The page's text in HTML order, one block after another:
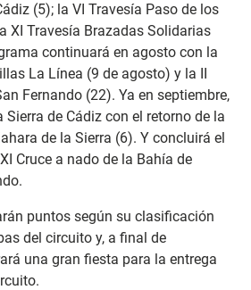
(5); la VI Travesía Paso de los
XI Travesía Brazadas Solidarias
continuará en agosto con la
La Línea (9 de agosto) y la II
Fernando (22). Ya en septiembre,
de Cádiz con el retorno de la
de la Sierra (6). Y concluirá el
Cruce a nado de la Bahía de
puntos según su clasificación
del circuito y, a final de
una gran fiesta para la entrega